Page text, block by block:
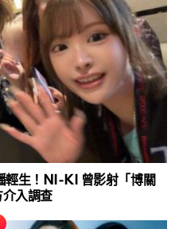
輕生！NI-KI 曾影射「博關
入調查